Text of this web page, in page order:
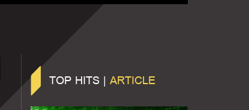
TOP HITS | ARTICLE